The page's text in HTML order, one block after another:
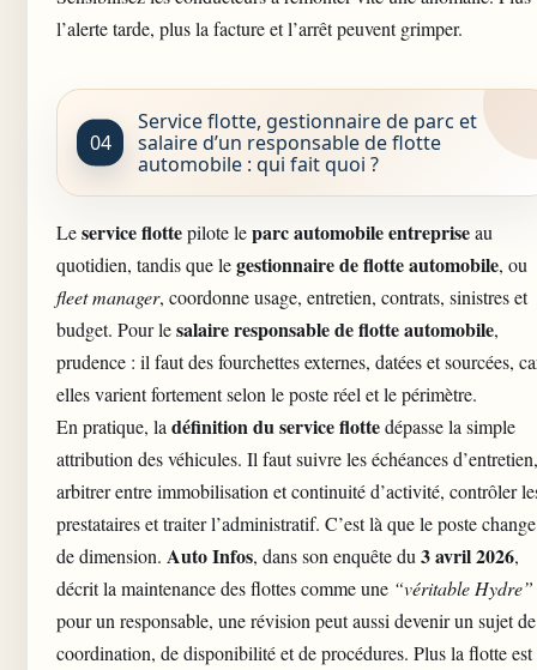
l’alerte tarde, plus la facture et l’arrêt peuvent grimper.
Service flotte, gestionnaire de parc et
salaire d’un responsable de flotte
automobile : qui fait quoi ?
Leservice flottepilote leparc automobile entrepriseau
quotidien, tandis que legestionnaire de flotte automobile, ou
fleet manager, coordonne usage, entretien, contrats, sinistres et
budget. Pour lesalaire responsable de flotte automobile,
prudence : il faut des fourchettes externes, datées et sourcées,
elles varient fortement selon le poste réel et le périmètre.
En pratique, la définition du service flottedépasse la simple
attribution des véhicules. Il faut suivre les échéances d’entretien,
arbitrer entre immobilisation et continuité d’activité, contrôler
prestataires et traiter l’administratif. C’est là que le poste change
de dimension. Auto Infos, dans son enquête du 3 avril 2026,
décrit la maintenance des flottes comme une “véritable Hydre”
pour un responsable, une révision peut aussi devenir un sujet de
coordination, de disponibilité et de procédures. Plus la flotte est